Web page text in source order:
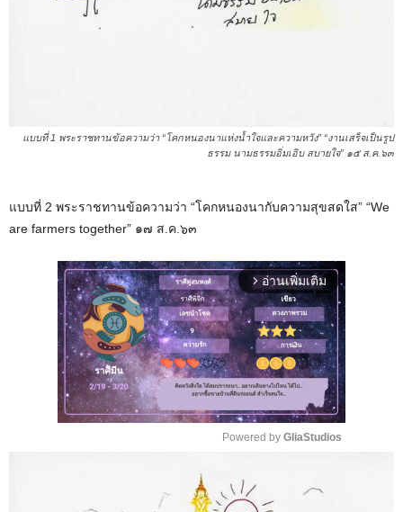
แบบที่ 1 พระราชทานข้อความว่า “โคกหนองนาแห่งน้ำใจและความหวัง” “งานเสร็จเป็นรูป
ธรรม นามธรรมอิ่มเอิบ สบายใจ” ๑๕ ส.ค.๖๓
แบบที่ 2 พระราชทานข้อความว่า “โคกหนองนากับความสุขสดใส” “We
are farmers together” ๑๗ ส.ค.๖๓
arrow_forward_ios อ่านเพิ่มเติม
Powered by GliaStudios